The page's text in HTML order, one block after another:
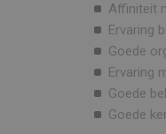
Affiniteit
Ervaring
Goede
Ervaring
Goede
Goede